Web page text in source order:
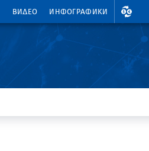
ВИДЕО ИНФОГРАФИКИ